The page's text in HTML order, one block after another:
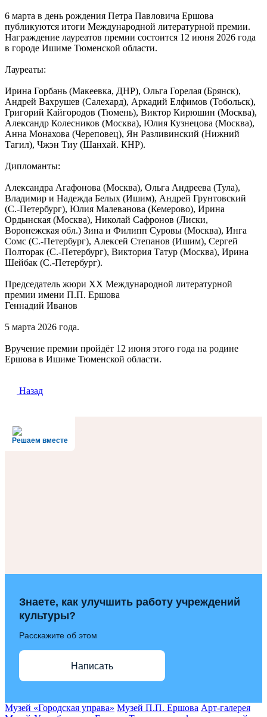
6 марта в день рождения Петра Павловича Ершова
публикуются итоги Международной литературной премии.
Награждение лауреатов премии состоится 12 июня 2026 года
в городе Ишиме Тюменской области.
Лауреаты:
Ирина Горбань (Макеевка, ДНР), Ольга Горелая (Брянск),
Андрей Вахрушев (Салехард), Аркадий Елфимов (Тобольск),
Григорий Кайгородов (Тюмень), Виктор Кирюшин (Москва),
Александр Колесников (Москва), Юлия Кузнецова (Москва),
Анна Монахова (Череповец), Ян Разливинский (Нижний
Тагил), Чжэн Тиу (Шанхай. КНР).
Дипломанты:
Александра Агафонова (Москва), Ольга Андреева (Тула),
Владимир и Надежда Белых (Ишим), Андрей Грунтовский
(С.-Петербург), Юлия Малеванова (Кемерово), Ирина
Ордынская (Москва), Николай Сафронов (Лиски,
Воронежская обл.) Зина и Филипп Суровы (Москва), Инга
Сомс (С.-Петербург), Алексей Степанов (Ишим), Сергей
Полторак (С.-Петербург), Виктория Татур (Москва), Ирина
Шейбак (С.-Петербург).
Председатель жюри ХХ Международной литературной
премии имени П.П. Ершова
Геннадий Иванов
5 марта 2026 года.
Вручение премии пройдёт 12 июня этого года на родине
Ершова в Ишиме Тюменской области.
Назад
Решаем вместе
Знаете, как улучшить работу учреждений
культуры?
Расскажите об этом
Написать
Музей «Городская управа» Музей П.П. Ершова Арт-галерея